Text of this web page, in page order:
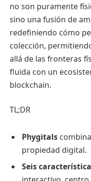
no son puramente
sino una fusión de
redefiniendo cómo
colección,
allá de las fronteras
fluida con un
blockchain.
TL;DR
Phygitals
propiedad digital.
Seis